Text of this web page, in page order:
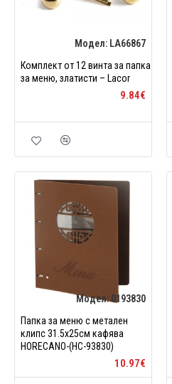
Модел: LA66867
Комплект от 12 винта за папка
за меню, златисти – Lacor
9.84€
Модел: 0193830
Папка за меню с метален
клипс 31.5х25см кафява
HORECANO-(HC-93830)
10.97€